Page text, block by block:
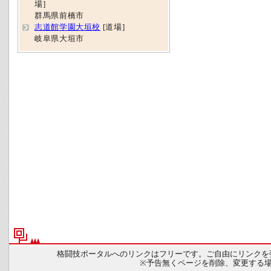
場]
群馬県前橋市
志道館学園大垣校 [道場]
岐阜県大垣市
格闘技ポータルへのリンクはフリーです。ご自由にリンク
※予告無くページを削除、変更する